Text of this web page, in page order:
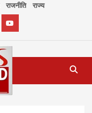
राजनीति राज्य
Youtube